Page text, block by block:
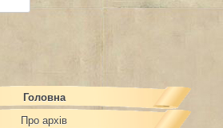
Головна
Про архів